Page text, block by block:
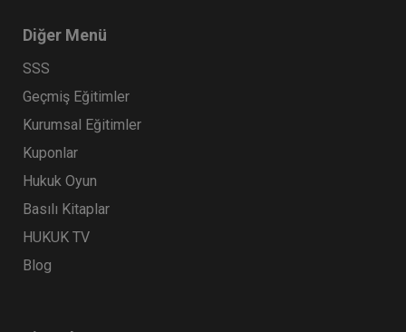
Diğer Menü
SSS
Geçmiş Eğitimler
Kurumsal Eğitimler
Kuponlar
Hukuk Oyun
Basılı Kitaplar
HUKUK TV
Blog